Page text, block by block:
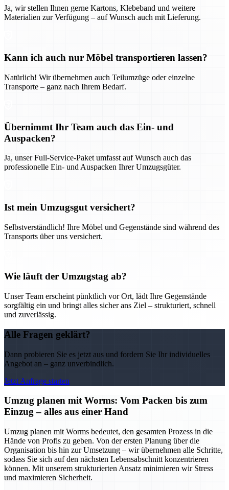
Ja, wir stellen Ihnen gerne Kartons, Klebeband und weitere
Materialien zur Verfügung – auf Wunsch auch mit Lieferung.
Kann ich auch nur Möbel transportieren lassen?
Natürlich! Wir übernehmen auch Teilumzüge oder einzelne
Transporte – ganz nach Ihrem Bedarf.
Übernimmt Ihr Team auch das Ein- und
Auspacken?
Ja, unser Full-Service-Paket umfasst auf Wunsch auch das
professionelle Ein- und Auspacken Ihrer Umzugsgüter.
Ist mein Umzugsgut versichert?
Selbstverständlich! Ihre Möbel und Gegenstände sind während des
Transports über uns versichert.
Wie läuft der Umzugstag ab?
Unser Team erscheint pünktlich vor Ort, lädt Ihre Gegenstände
sorgfältig ein und bringt alles sicher ans Ziel – strukturiert, schnell
und zuverlässig.
Alle Fragen geklärt?
Dann probieren Sie es jetzt aus und fordern Sie Ihr individuelles
Angebot an – ganz unverbindlich.
Jetzt Anfrage starten
Umzug planen mit Worms: Vom Packen bis zum
Einzug – alles aus einer Hand
Umzug planen mit Worms bedeutet, den gesamten Prozess in die
Hände von Profis zu geben. Von der ersten Planung über die
Organisation bis hin zur Umsetzung – wir übernehmen alle Schritte,
sodass Sie sich auf den nächsten Lebensabschnitt konzentrieren
können. Mit unserem strukturierten Ansatz minimieren wir Stress
und maximieren Sicherheit.